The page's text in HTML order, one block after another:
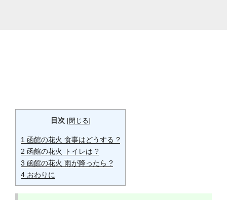
目次 [閉じる]
1 函館の花火 食事はどうする ?
2 函館の花火 トイレは ?
3 函館の花火 雨が降ったら ?
4 おわりに